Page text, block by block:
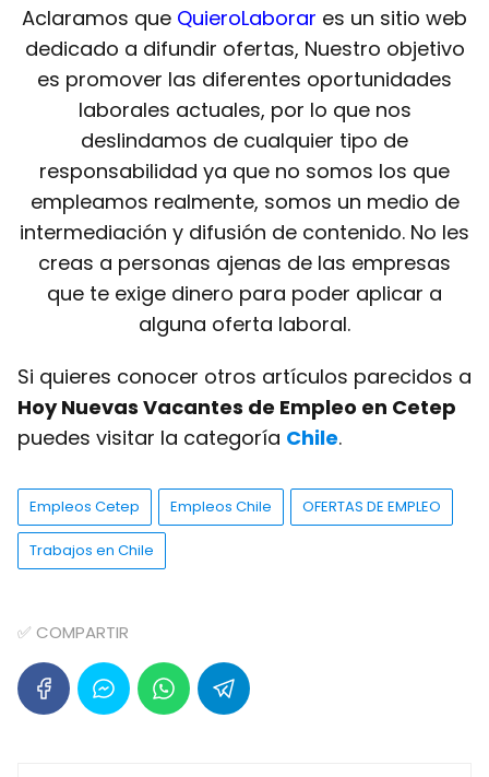
Aclaramos que QuieroLaborar es un sitio web
dedicado a difundir ofertas, Nuestro objetivo
es promover las diferentes oportunidades
laborales actuales, por lo que nos
deslindamos de cualquier tipo de
responsabilidad ya que no somos los que
empleamos realmente, somos un medio de
intermediación y difusión de contenido. No les
creas a personas ajenas de las empresas
que te exige dinero para poder aplicar a
alguna oferta laboral.
Si quieres conocer otros artículos parecidos a
Hoy Nuevas Vacantes de Empleo en Cetep
puedes visitar la categoría Chile.
Empleos Cetep Empleos Chile OFERTAS DE EMPLEO
Trabajos en Chile
✅ COMPARTIR